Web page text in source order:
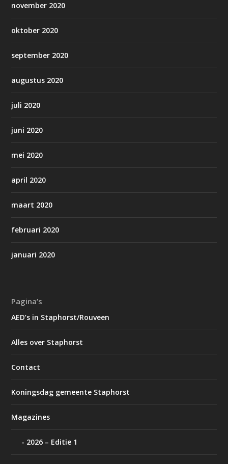
november 2020
oktober 2020
september 2020
augustus 2020
juli 2020
juni 2020
mei 2020
april 2020
maart 2020
februari 2020
januari 2020
Pagina’s
AED’s in Staphorst/Rouveen
Alles over Staphorst
Contact
Koningsdag gemeente Staphorst
Magazines
2026 – Editie 1